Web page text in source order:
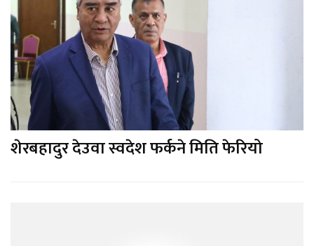
शेरबहादुर देउवा स्वदेश फर्कने मिति फेरियो